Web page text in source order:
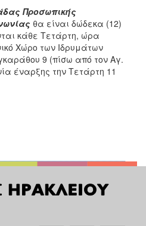
Προσωπικής
θα είναι δώδεκα (12)
κάθε Τετάρτη, ώρα
Χώρο των Ιδρυμάτων
9 (πίσω από τον Αγ.
έναρξης την Τετάρτη 11